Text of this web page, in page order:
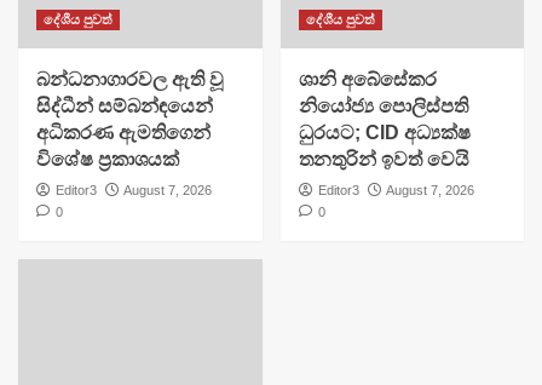
දේශීය පුවත්
බන්ධනාගාරවල ඇති වූ
සිද්ධීන් සම්බන්ඳයෙන්
අධිකරණ ඇමතිගෙන්
විශේෂ ප්‍රකාශයක්
Editor3
August 7, 2026
0
දේශීය පුවත්
ශානි අබේසේකර
නියෝජ්‍ය පොලිස්පති
ධුරයට; CID අධ්‍යක්ෂ
තනතුරින් ඉවත් වෙයි
Editor3
August 7, 2026
0